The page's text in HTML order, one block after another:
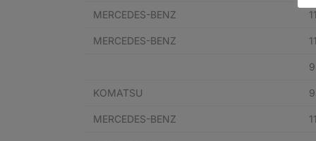
MERCEDES-BENZ
MERCEDES-BENZ
KOMATSU
MERCEDES-BENZ